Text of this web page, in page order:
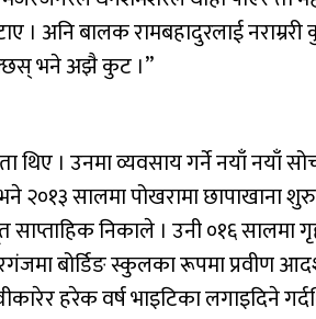
। अनि बालक रामबहादुरलाई
भने अझै कुट ।”
थिए । उनमा व्यवसाय गर्ने नयाँ नयाँ
२०१३ सालमा पोखरामा छापाखाना
साप्ताहिक निकाले । उनी ०१६ सालमा
बोर्डिङ स्कुलका रूपमा प्रवीण
हरेक वर्ष भाइटिका लगाइदिने